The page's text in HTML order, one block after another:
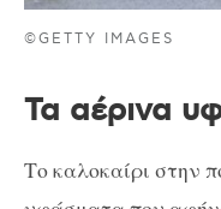
©GETTY IMAGES
Τα αέρινα
Το καλοκαίρι στην